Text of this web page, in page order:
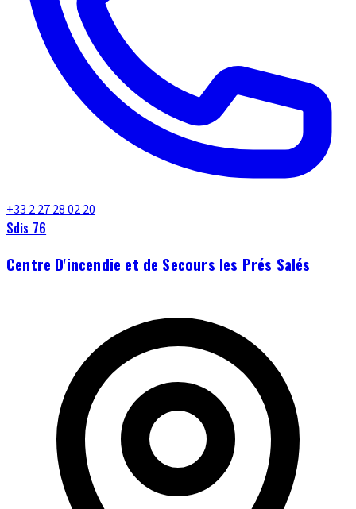
+33 2 27 28 02 20
Sdis 76
Centre D'incendie et de Secours les Prés Salés